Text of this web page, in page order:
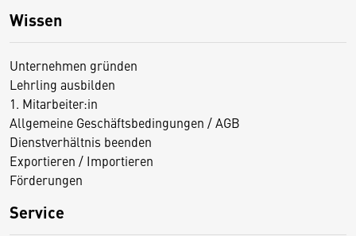
Wissen
Unternehmen gründen
Lehrling ausbilden
1. Mitarbeiter:in
Allgemeine Geschäftsbedingungen / AGB
Dienstverhältnis beenden
Exportieren / Importieren
Förderungen
Service